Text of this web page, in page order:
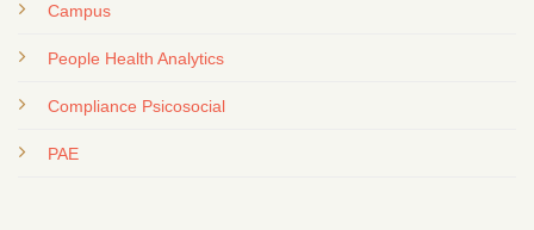
Campus
People Health Analytics
Compliance Psicosocial
PAE